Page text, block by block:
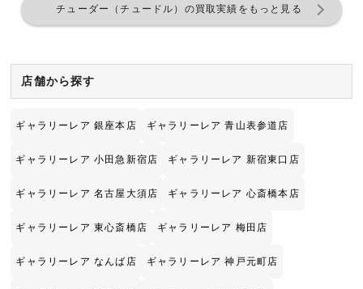
チューダー（チュードル）の買取実績をもっと見る
店舗から探す
ギャラリーレア 銀座本店 ギャラリーレア 青山表参道店
ギャラリーレア 小田急新宿店 ギャラリーレア 新宿東口店
ギャラリーレア 名古屋大須店 ギャラリーレア 心斎橋本店
ギャラリーレア 東心斎橋店 ギャラリーレア 梅田店
ギャラリーレア なんば店 ギャラリーレア 神戸元町店